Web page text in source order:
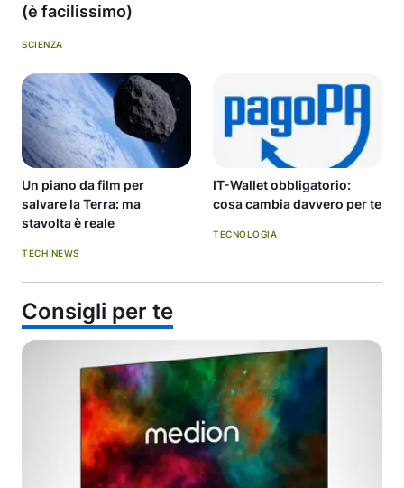
(è facilissimo)
SCIENZA
Un piano da film per
salvare la Terra: ma
stavolta è reale
TECH NEWS
IT-Wallet obbligatorio:
cosa cambia davvero per te
TECNOLOGIA
Consigli per te